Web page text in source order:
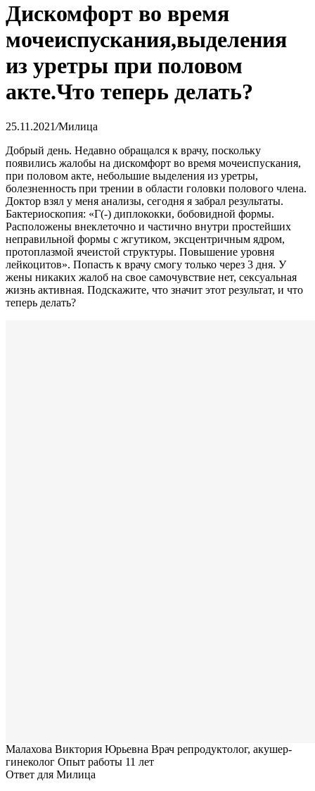
Дискомфорт во время
мочеиспускания,выделения
из уретры при половом
акте.Что теперь делать?
25.11.2021/Милица
Добрый день. Недавно обращался к врачу, поскольку
появились жалобы на дискомфорт во время мочеиспускания,
при половом акте, небольшие выделения из уретры,
болезненность при трении в области головки полового члена.
Доктор взял у меня анализы, сегодня я забрал результаты.
Бактериоскопия: «Г(-) диплококки, бобовидной формы.
Расположены внеклеточно и частично внутри простейших
неправильной формы с жгутиком, эксцентричным ядром,
протоплазмой ячеистой структуры. Повышение уровня
лейкоцитов». Попасть к врачу смогу только через 3 дня. У
жены никаких жалоб на свое самочувствие нет, сексуальная
жизнь активная. Подскажите, что значит этот результат, и что
теперь делать?
Малахова Виктория Юрьевна Врач репродуктолог, акушер-
гинеколог Опыт работы 11 лет
Ответ для Милица